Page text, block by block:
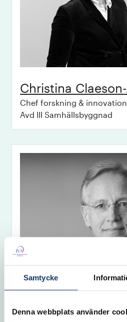
Samtycke
Denna webbplats använder
Christina
Chef forskning & innovation
Avd III Samhällsbyggnad
Distinguished University